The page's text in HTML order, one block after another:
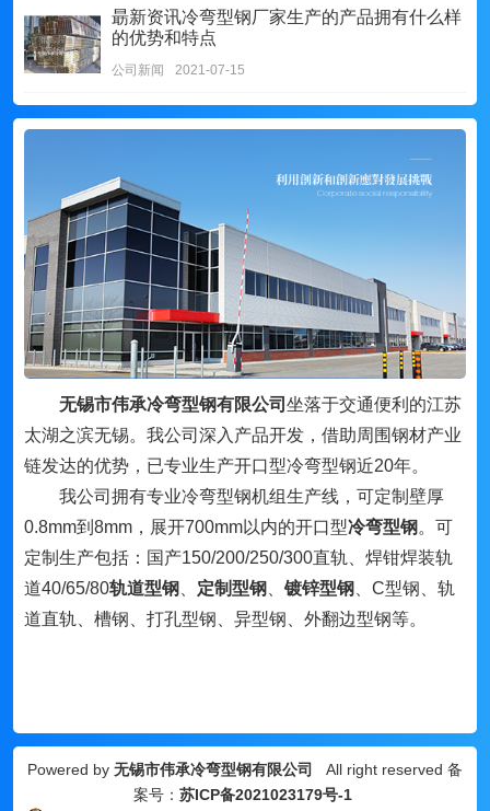
朂新资讯冷弯型钢厂家生产的产品拥有什么样
的优势和特点
公司新闻 2021-07-15
无锡市伟承冷弯型钢有限公司 坐落于交通便利的江苏
太湖之滨无锡。我公司深入产品开发，借助周围钢材产业
链发达的优势，已专业生产开口型冷弯型钢近20年。
我公司拥有专业冷弯型钢机组生产线，可定制壁厚
0.8mm到8mm，展开700mm以内的开口型冷弯型钢 。可
定制生产包括：国产150/200/250/300直轨、焊钳焊装轨
道40/65/80轨道型钢 定制型钢 镀锌型钢
C型钢、轨
道直轨、槽钢、打孔型钢、异型钢、外翻边型钢等。
Powered by 无锡市伟承冷弯型钢有限公司
All right reserved 备
案号： 苏ICP备2021023179号-1